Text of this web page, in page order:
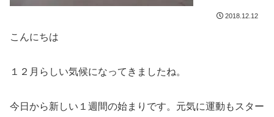
2018.12.12
こんにちは
１２月らしい気候になってきましたね。
今日から新しい１週間の始まりです。元気に運動もスター